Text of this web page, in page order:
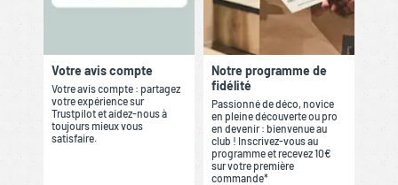
Votre avis compte
Votre avis compte : partagez
votre expérience sur
Trustpilot et aidez-nous à
toujours mieux vous
satisfaire.
Notre programme de
fidélité
Passionné de déco, novice
en pleine découverte ou pro
en devenir : bienvenue au
club ! Inscrivez-vous au
programme et recevez 10€
sur votre première
commande*